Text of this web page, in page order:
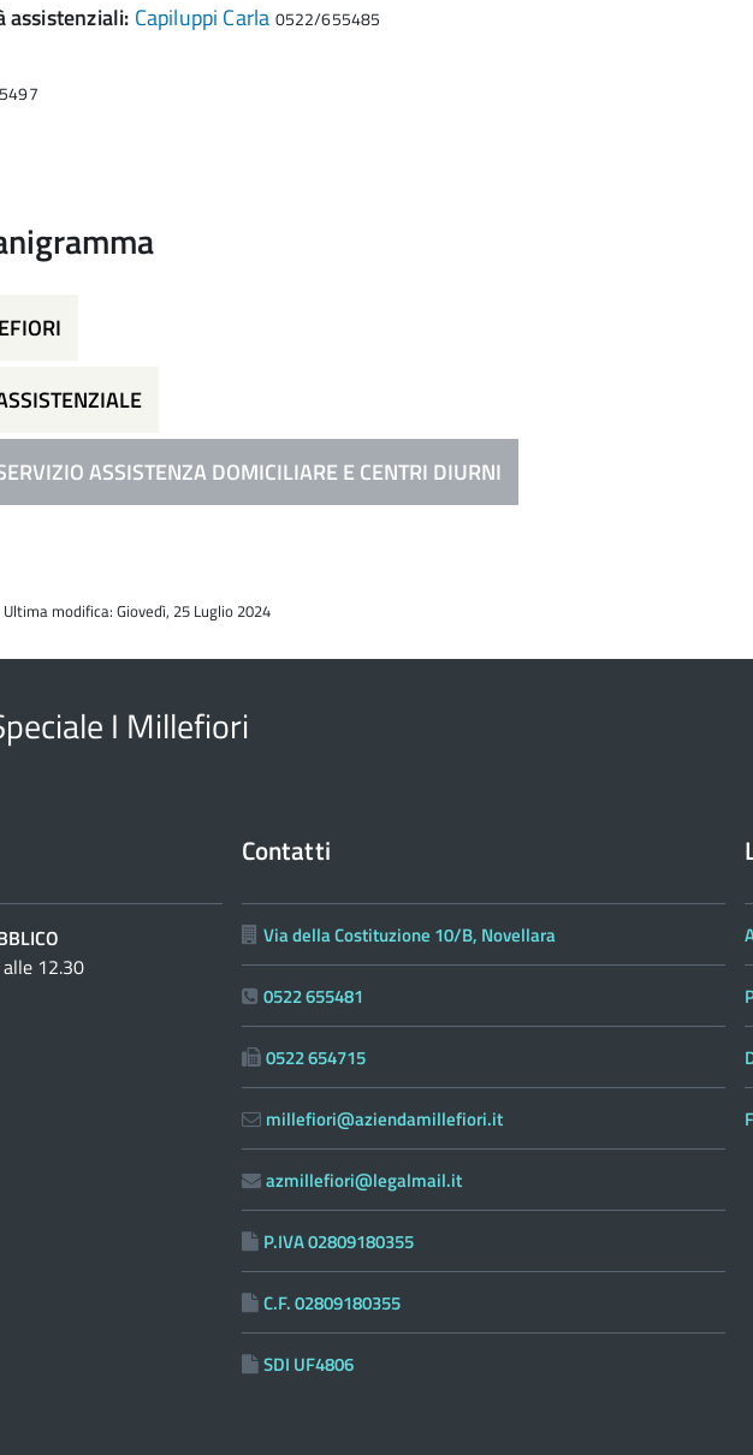
assistenziali: Capiluppi Carla 0522/655485
ASSISTENZA DOMICILIARE E CENTRI DIURNI
modifica: Giovedì, 25 Luglio 2024
I Millefiori
12.30
Contatti
Via della Costituzione 10/B, Novellara
0522 655481
0522 654715
millefiori@aziendamillefiori.it
azmillefiori@legalmail.it
P.IVA 02809180355
C.F. 02809180355
SDI UF4806